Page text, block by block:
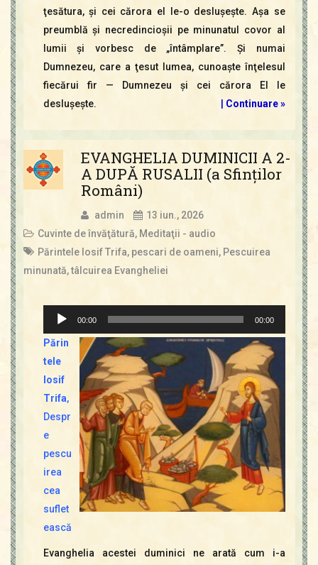
ţesătura, şi cei cărora el le-o desluşeşte. Aşa se
preumblă şi necredincioşii pe minunatul covor al
lumii şi vorbesc de „întâmplare”. Şi numai
Dumnezeu, care a ţesut lumea, cunoaşte înţelesul
fiecărui fir — Dumnezeu şi cei cărora El le
desluşeşte.
Continuare »
EVANGHELIA DUMINICII A 2-
A DUPĂ RUSALII (a Sfinţilor
Români)
admin
13 iun., 2026
Cuvinte de învăţătură, Meditaţii - audio
Părintele Iosif Trifa, pescari de oameni, Pescuirea
minunată,tâlcuirea Evangheliei
Player
audio
00:00 00:00
Părin
tele
Iosif
Trifa,
Despr
e
pescu
irea
cea
suflet
ească
Evanghelia acestei duminici ne arată cum i-a